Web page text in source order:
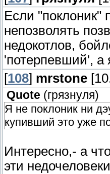
Если "поклоник"
непозволять
недокотлов,
'потерпевший', а
[108] mrstone
Quote (грязнуля)
Я не поклоник ни
купивший это уже
Интересно,- а
эти